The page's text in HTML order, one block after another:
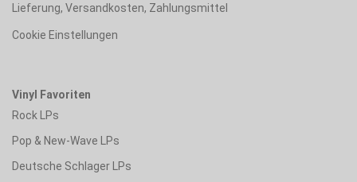
Lieferung, Versandkosten, Zahlungsmittel
Cookie Einstellungen
Vinyl Favoriten
Rock LPs
Pop & New-Wave LPs
Deutsche Schlager LPs